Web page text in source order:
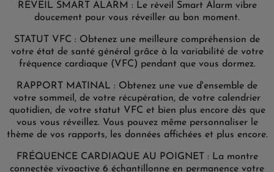
RÉVEIL SMART ALARM : Le réveil Smart Alarm vibre
doucement pour vous réveiller au bon moment.
STATUT VFC : Obtenez une meilleure compréhension de
votre état de santé général grâce à la variabilité de votre
fréquence cardiaque (VFC) pendant que vous dormez.
RAPPORT MATINAL : Obtenez une vue d'ensemble de
votre sommeil, de votre récupération, de votre calendrier
quotidien, de votre statut VFC et bien plus encore dès que
vous vous réveillez. Vous pouvez même personnaliser le
thème de vos rapports, les données affichées et plus encore.
FRÉQUENCE CARDIAQUE AU POIGNET : La montre
connectée vívoactive 6 échantillonne en permanence votre